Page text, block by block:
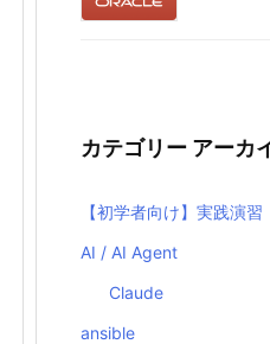
カテゴリー アーカ
【初学者向け】実践演習
AI / AI Agent
Claude
ansible